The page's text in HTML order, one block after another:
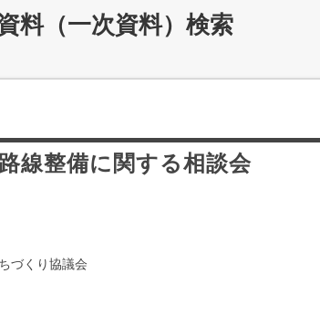
料（一次資料）検索
線整備に関する相談会
づくり協議会